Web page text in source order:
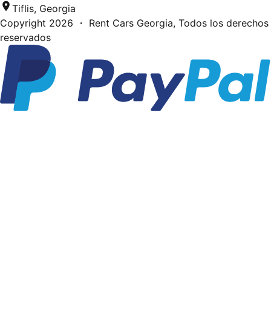
Tiflis, Georgia
Copyright 2026 ・ Rent Cars Georgia, Todos los derechos
reservados